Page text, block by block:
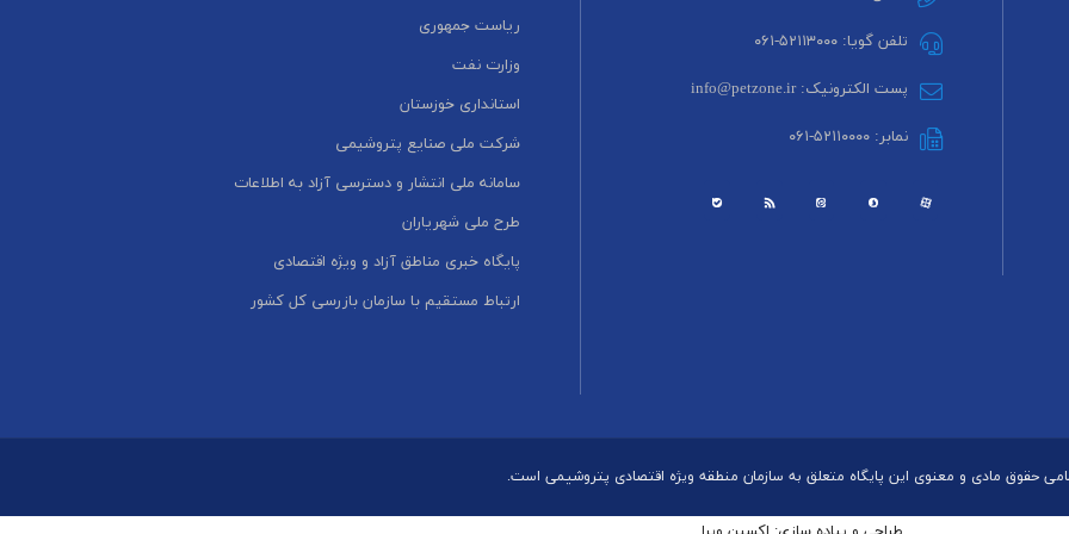
تلفن گویا: ۵۲۱۱۳۰۰۰-۰۶۱
پست الکترونیک: info@petzone.ir
نمابر: ۵۲۱۱۰۰۰۰-۰۶۱
ریاست جمهوری
وزارت نفت
استانداری خوزستان
شرکت ملی صنایع پتروشیمی
سامانه ملی انتشار و دسترسی آزاد به اطلاعات
طرح ملی شهریاران
پایگاه خبری مناطق آزاد و ویژه اقتصادی
ارتباط مستقیم با سازمان بازرسی کل کشور
حقوق مادی و معنوی این پایگاه متعلق به سازمان منطقه ویژه اقتصادی پتروشیمی است.